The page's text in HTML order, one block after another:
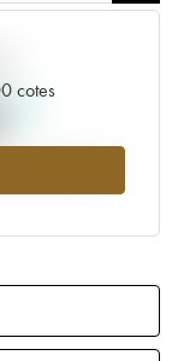
cotes
par rapport à